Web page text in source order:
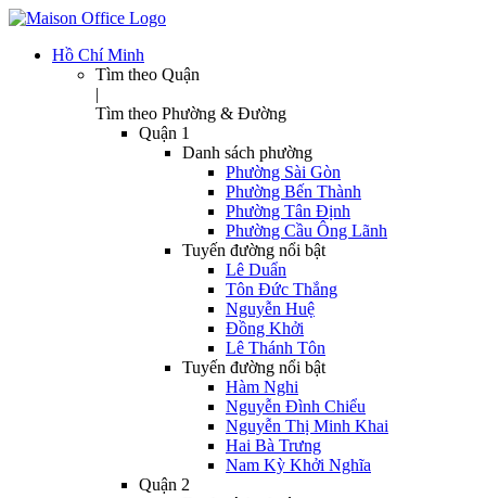
Hồ Chí Minh
Tìm theo Quận
|
Tìm theo Phường & Đường
Quận 1
Danh sách phường
Phường Sài Gòn
Phường Bến Thành
Phường Tân Định
Phường Cầu Ông Lãnh
Tuyến đường nổi bật
Lê Duẩn
Tôn Đức Thắng
Nguyễn Huệ
Đồng Khởi
Lê Thánh Tôn
Tuyến đường nổi bật
Hàm Nghi
Nguyễn Đình Chiểu
Nguyễn Thị Minh Khai
Hai Bà Trưng
Nam Kỳ Khởi Nghĩa
Quận 2